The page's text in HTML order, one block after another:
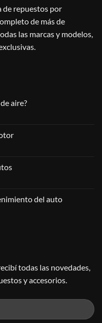
de repuestos por
de más de
las marcas y modelos,
aire?
del auto
todas las novedades,
y accesorios.